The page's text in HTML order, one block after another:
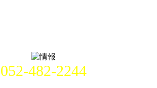
052-482-2244